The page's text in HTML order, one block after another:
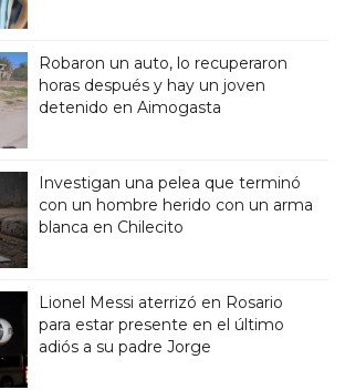
Robaron un auto, lo recuperaron
horas después y hay un joven
detenido en Aimogasta
Investigan una pelea que terminó
con un hombre herido con un arma
blanca en Chilecito
Lionel Messi aterrizó en Rosario
para estar presente en el último
adiós a su padre Jorge